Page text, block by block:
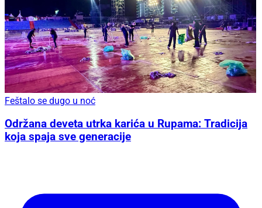
Feštalo se dugo u noć
Održana deveta utrka karića u Rupama: Tradicija
koja spaja sve generacije